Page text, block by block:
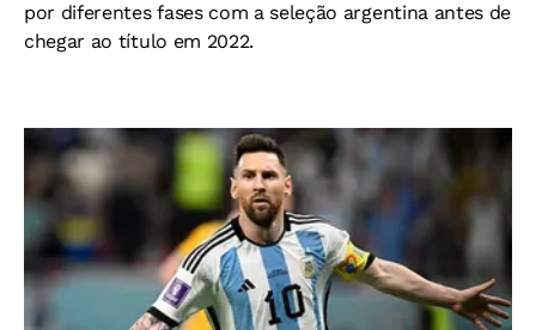
por diferentes fases com a seleção argentina antes de
chegar ao título em 2022.